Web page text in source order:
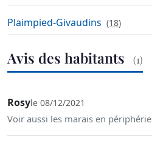
Plaimpied-Givaudins (18)
Avis des habitants (1)
Rosyle 08/12/2021
Voir aussi les marais en périphérie